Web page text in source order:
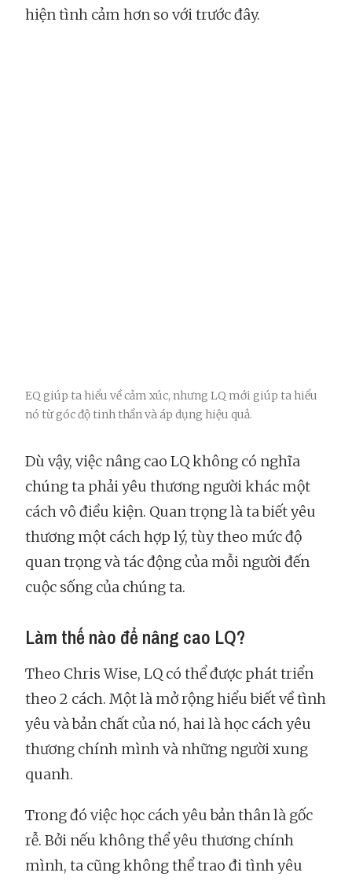
hiện tình cảm hơn so với trước đây.
EQ giúp ta hiểu về cảm xúc, nhưng LQ mới giúp ta hiểu
nó từ góc độ tinh thần và áp dụng hiệu quả.
Dù vậy, việc nâng cao LQ không có nghĩa
chúng ta phải yêu thương người khác một
cách vô điều kiện. Quan trọng là ta biết yêu
thương một cách hợp lý, tùy theo mức độ
quan trọng và tác động của mỗi người đến
cuộc sống của chúng ta.
Làm thế nào để nâng cao LQ?
Theo Chris Wise, LQ có thể được phát triển
theo 2 cách. Một là mở rộng hiểu biết về tình
yêu và bản chất của nó, hai là học cách yêu
thương chính mình và những người xung
quanh.
Trong đó việc học cách yêu bản thân là gốc
rễ. Bởi nếu không thể yêu thương chính
mình, ta cũng không thể trao đi tình yêu